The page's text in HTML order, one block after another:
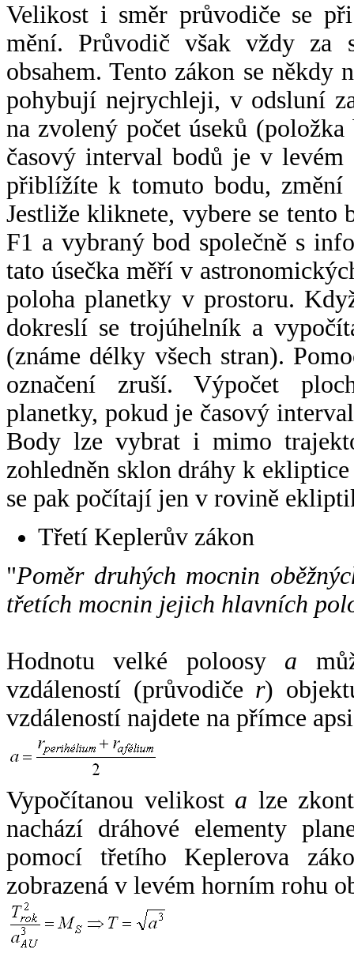
Velikost i směr průvodiče se
mění. Průvodič však vždy za
obsahem. Tento zákon se někdy
pohybují nejrychleji, v odsluní
na zvolený počet úseků
časový interval bodů je v
přiblížíte k tomuto bodu,
Jestliže kliknete, vybere se tento
F1 a vybraný bod společně s
tato úsečka měří v
poloha planetky v prostoru.
dokreslí se trojúhelník a
(známe délky všech stran).
označení zruší. Výpočet
planetky, pokud je časový
Body lze vybrat i mimo
zohledněn sklon dráhy k
se pak počítají jen v rovině
Třetí Keplerův zákon
"Poměr druhých mocnin
třetích mocnin jejich hlavních
Hodnotu velké poloosy a
vzdáleností (průvodiče r)
vzdáleností najdete na přímce
Vypočítanou velikost a lze
nachází dráhové elementy
pomocí třetího Keplerova
zobrazená v levém horním rohu